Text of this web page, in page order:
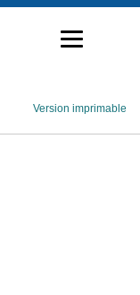
Version imprimable